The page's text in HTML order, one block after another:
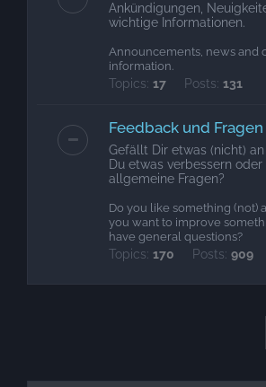
Ankündigungen,
wichtige Informationen.
Announcements, news and
information.
Topics: 17 Posts: 131
Feedback und Fragen
Gefällt Dir etwas (nicht)
Du etwas verbessern oder
allgemeine Fragen?
Do you like something (not)
you want to improve
have general questions?
Topics: 170 Posts: 909